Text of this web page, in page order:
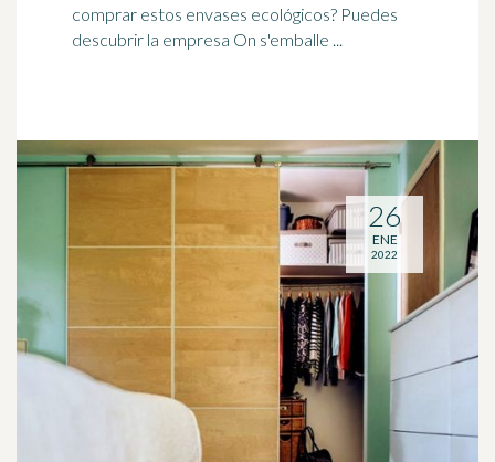
comprar estos envases ecológicos? Puedes
descubrir la empresa On s'emballe ...
26
ENE
2022